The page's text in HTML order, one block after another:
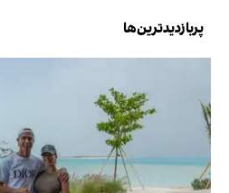
پربازدیدترین‌ها